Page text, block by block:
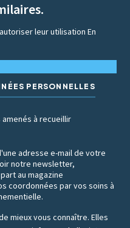
leur utilisationEn
PERSONNELLES
à recueillir
adresse e-mail de votre
notre newsletter,
au magazine
coordonnées par vos soins à
mieux vous connaître. Elles